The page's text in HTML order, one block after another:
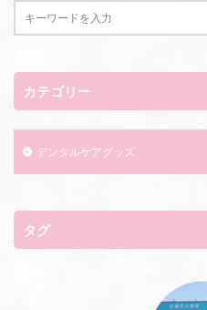
カテゴリー
デンタルケアグッズ
タグ